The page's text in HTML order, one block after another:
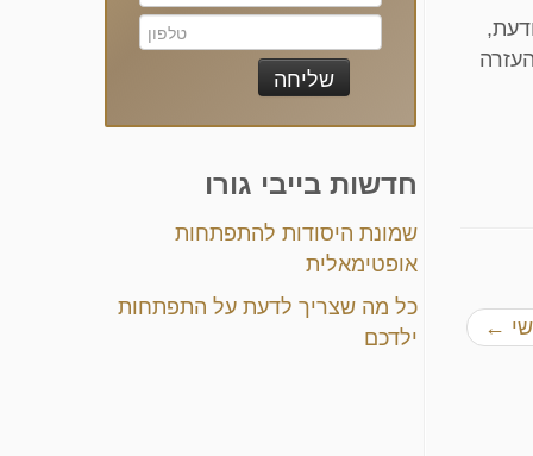
חדשות בייבי גורו
שמונת היסודות להתפתחות
אופטימאלית
כל מה שצריך לדעת על התפתחות
ילדכם
גם על 6. לפחות אני יודעת,
כל העזרה
←